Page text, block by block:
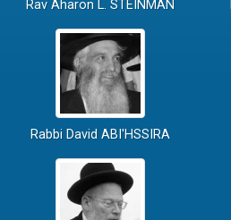
Rav Aharon L. STEINMAN
Rabbi David ABI'HSSIRA